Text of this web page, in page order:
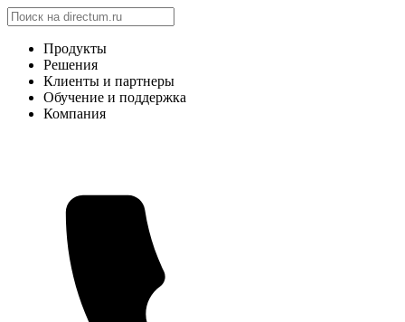
Продукты
Решения
Клиенты и партнеры
Обучение и поддержка
Компания